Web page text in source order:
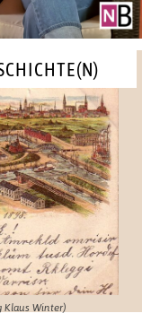
Klaus Winter)